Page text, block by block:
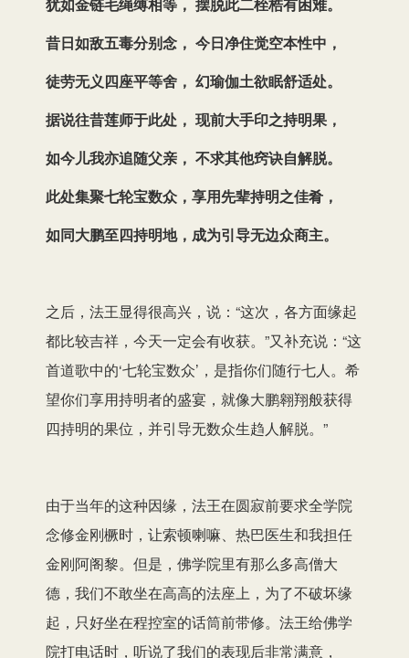
昔日如敌五毒分别念， 今日净住觉空本性中，
徒劳无义四座平等舍， 幻瑜伽土欲眠舒适处。
据说往昔莲师于此处， 现前大手印之持明果，
如今儿我亦追随父亲， 不求其他窍诀自解脱。
此处集聚七轮宝数众，享用先辈持明之佳肴，
如同大鹏至四持明地，成为引导无边众商主。
之后，法王显得很高兴，说：“这次，各方面缘起
都比较吉祥，今天一定会有收获。”又补充说：“这
首道歌中的‘七轮宝数众’，是指你们随行七人。希
望你们享用持明者的盛宴，就像大鹏翱翔般获得
四持明的果位，并引导无数众生趋人解脱。”
由于当年的这种因缘，法王在圆寂前要求全学院
念修金刚橛时，让索顿喇嘛、热巴医生和我担任
金刚阿阁黎。但是，佛学院里有那么多高僧大
德，我们不敢坐在高高的法座上，为了不破坏缘
起，只好坐在程控室的话筒前带修。法王给佛学
院打电话时，听说了我们的表现后非常满意，